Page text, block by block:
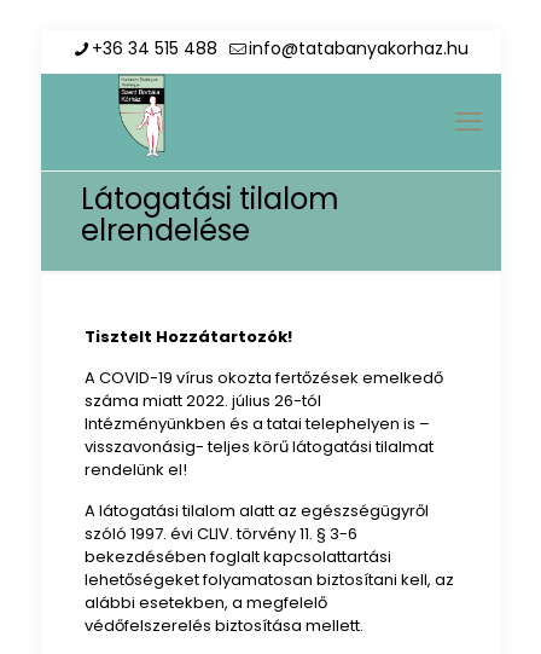
+36 34 515 488 info@tatabanyakorhaz.hu
Látogatási tilalom
elrendelése
Tisztelt Hozzátartozók!
A COVID-19 vírus okozta fertőzések emelkedő
száma miatt 2022. július 26-tól
Intézményünkben és a tatai telephelyen is –
visszavonásig- teljes körű látogatási tilalmat
rendelünk el!
A látogatási tilalom alatt az egészségügyről
szóló 1997. évi CLIV. törvény 11. § 3-6
bekezdésében foglalt kapcsolattartási
lehetőségeket folyamatosan biztosítani kell, az
alábbi esetekben, a megfelelő
védőfelszerelés biztosítása mellett.